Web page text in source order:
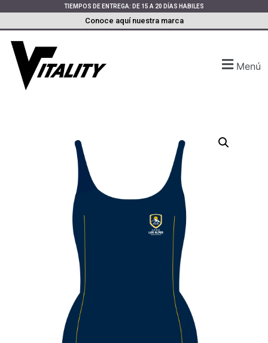
TIEMPOS DE ENTREGA: DE 15 A 20 DÍAS HABILES
Conoce aquí nuestra marca
Menú